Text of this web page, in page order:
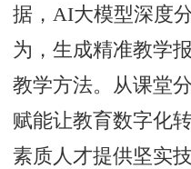
据，AI大模型深度
为，生成精准教学
教学方法。从课堂
赋能让教育数字化
素质人才提供坚实技